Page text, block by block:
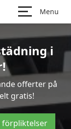
Menu
i
offerter på
gratis!
förpliktelser